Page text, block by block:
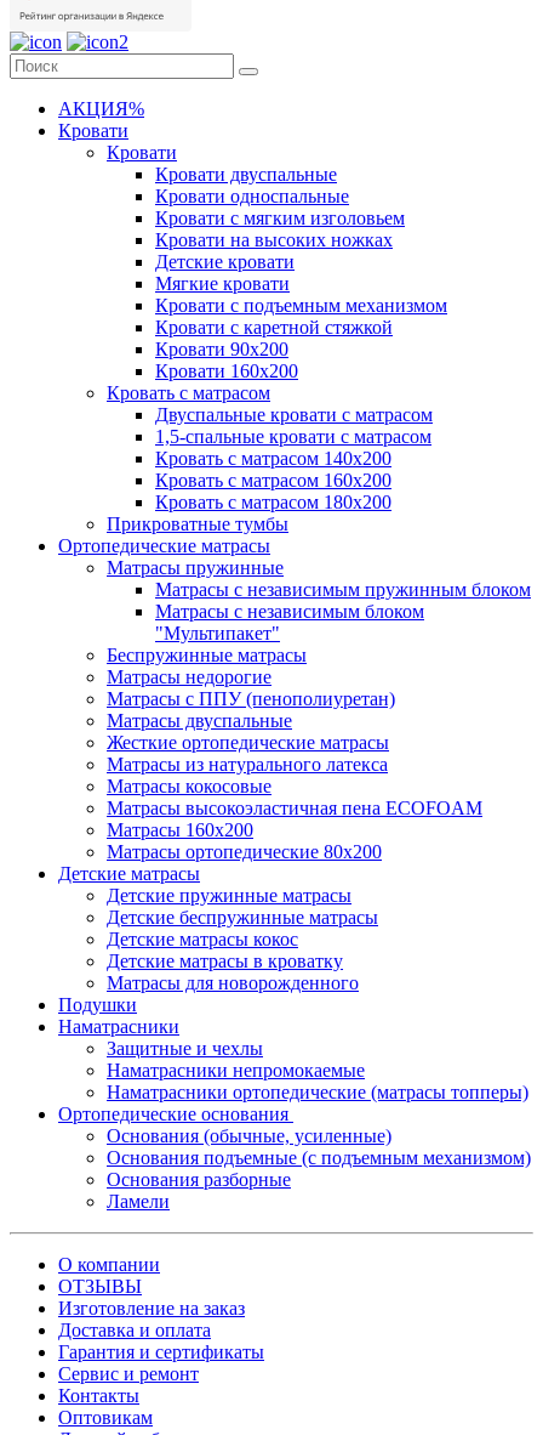
АКЦИЯ%
Кровати
Кровати
Кровати двуспальные
Кровати односпальные
Кровати с мягким изголовьем
Кровати на высоких ножках
Детские кровати
Мягкие кровати
Кровати с подъемным механизмом
Кровати с каретной стяжкой
Кровати 90х200
Кровати 160х200
Кровать с матрасом
Двуспальные кровати с матрасом
1,5-спальные кровати с матрасом
Кровать с матрасом 140х200
Кровать с матрасом 160х200
Кровать с матрасом 180х200
Прикроватные тумбы
Ортопедические матрасы
Матрасы пружинные
Матрасы с независимым пружинным блоком
Матрасы с независимым блоком
"Мультипакет"
Беспружинные матрасы
Матрасы недорогие
Матрасы с ППУ (пенополиуретан)
Матрасы двуспальные
Жесткие ортопедические матрасы
Матрасы из натурального латекса
Матрасы кокосовые
Матрасы высокоэластичная пена ECOFOAM
Матрасы 160х200
Матрасы ортопедические 80х200
Детские матрасы
Детские пружинные матрасы
Детские беспружинные матрасы
Детские матрасы кокос
Детские матрасы в кроватку
Матрасы для новорожденного
Подушки
Наматрасники
Защитные и чехлы
Наматрасники непромокаемые
Наматрасники ортопедические (матрасы топперы)
Ортопедические основания
Основания (обычные, усиленные)
Основания подъемные (с подъемным механизмом)
Основания разборные
Ламели
О компании
ОТЗЫВЫ
Изготовление на заказ
Доставка и оплата
Гарантия и сертификаты
Сервис и ремонт
Контакты
Оптовикам